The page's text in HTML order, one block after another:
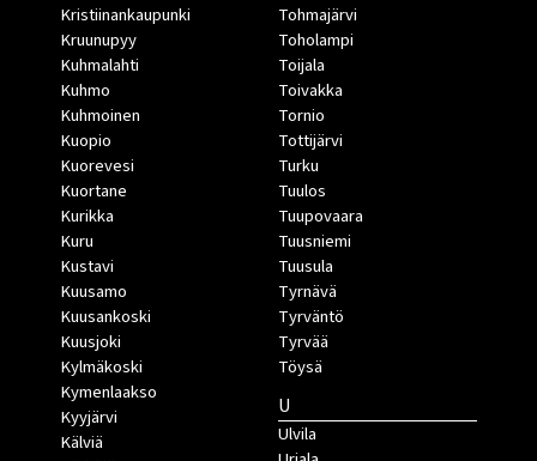
Kristiinankaupunki
Kruunupyy
Kuhmalahti
Kuhmo
Kuhmoinen
Kuopio
Kuorevesi
Kuortane
Kurikka
Kuru
Kustavi
Kuusamo
Kuusankoski
Kuusjoki
Kylmäkoski
Kymenlaakso
Kyyjärvi
Kälviä
Tohmajärvi
Toholampi
Toijala
Toivakka
Tornio
Tottijärvi
Turku
Tuulos
Tuupovaara
Tuusniemi
Tuusula
Tyrnävä
Tyrväntö
Tyrvää
Töysä
U
Ulvila